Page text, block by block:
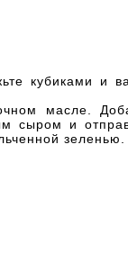
кубиками и
масле.
сыром и
зеленью.